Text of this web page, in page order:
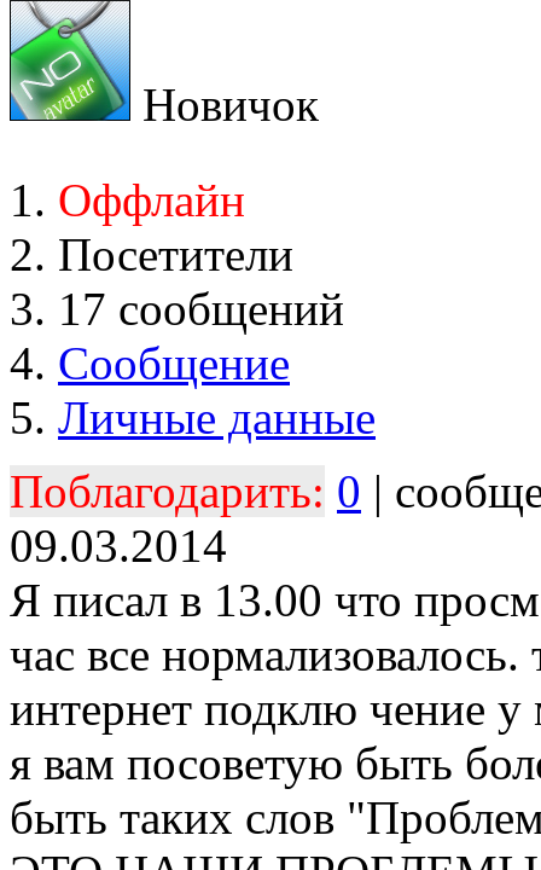
Новичок
Оффлайн
Посетители
17 сообщений
Сообщение
Личные данные
Поблагодарить: 0 |
09.03.2014
Я писал в 13.00 что
час все нормализовалось.
интернет подклю чение у
я вам посоветую быть
быть таких слов